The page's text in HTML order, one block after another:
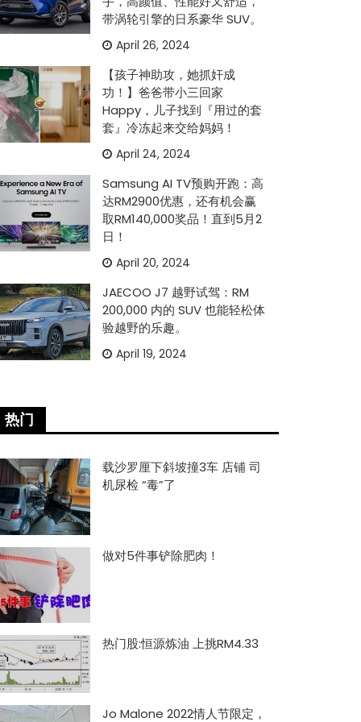
带涡轮引擎的日系豪华 SUV。
April 26, 2024
【孩子神助攻，她抓奸成
功！】爸爸带小三回家
Happy，儿子找到『用过的套
套』冷冻起来交给妈妈！
April 24, 2024
Samsung AI TV预购开跑：高
达RM2900优惠，还有机会赢
取RM140,000奖品！直到5月2
日！
April 20, 2024
JAECOO J7 越野试驾：RM
200,000 内的 SUV 也能轻松体
验越野的乐趣。
April 19, 2024
热门
载沙罗厘下斜坡撞3车 店铺 司
机尿检 “毒”了
做对5件事铲除肥肉！
热门股:恒源炼油 上挑RM4.33
Jo Malone 2022情人节限定，